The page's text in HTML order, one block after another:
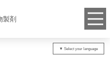
製剤